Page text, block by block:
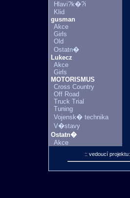
Hlavi?k�?i
Klid
gusman
Akce
Girls
Old
Ostatn�
Lukecz
Akce
Girls
MOTORISMUS
Cross Country
Off Road
Truck Trial
Tuning
Vojensk� technika
V�stavy
Ostatn�
Akce
:: vedoucí projektu: